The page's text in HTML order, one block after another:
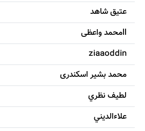
عتیق شاهد
llمحمد واعظی
ziaaoddin
محمد بشیر اسکندری
لطيف نظري
علاءالديني